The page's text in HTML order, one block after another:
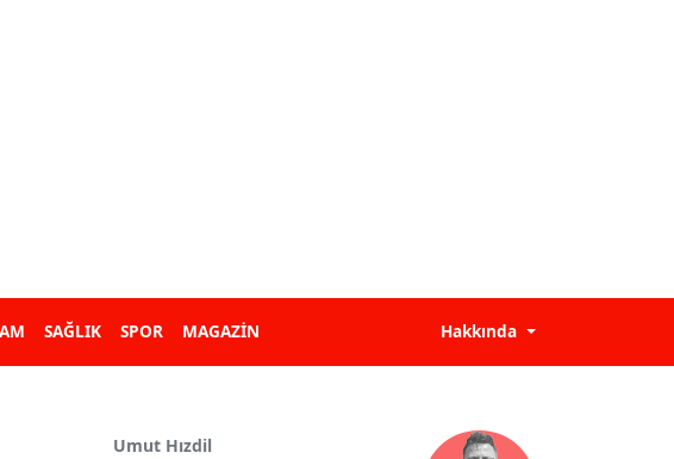
SAĞLIK SPOR MAGAZİN Hakkında
Umut Hızdil